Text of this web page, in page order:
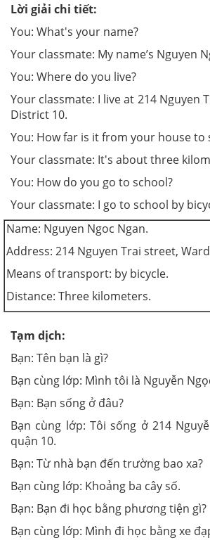
Lời giải chi tiết:
You: What's your name?
Your classmate: My name’s Nguyen
You: Where do you live?
Your classmate: I live at 214 Nguyen
District 10.
You: How far is it from your house to
Your classmate: It's about three
You: How do you go to school?
Your classmate: I go to school by
Name: Nguyen Ngoc Ngan.
Address: 214 Nguyen Trai street,
Means of transport: by bicycle.
Distance: Three kilometers.
Tạm dịch:
Bạn: Tên bạn là gì?
Bạn cùng lớp: Mình tôi là Nguyễn
Bạn: Bạn sống ở đâu?
Bạn cùng lớp: Tôi sống ở 214
quận 10.
Bạn: Từ nhà bạn đến trường bao xa?
Bạn cùng lớp: Khoảng ba cây số.
Bạn: Bạn đi học bằng phương tiện gì?
Bạn cùng lớp: Mình đi học bằng xe